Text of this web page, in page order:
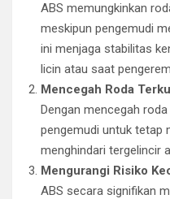
ABS memungkinkan
meskipun pengemudi
ini menjaga stabilitas
licin atau saat
Mencegah Roda
Dengan mencegah
pengemudi untuk tetap
menghindari tergelincir
Mengurangi Risiko
ABS secara signifikan